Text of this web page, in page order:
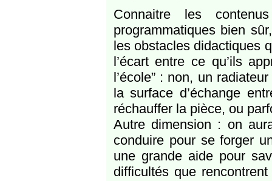
Connaitre les
programmatiques bien
les obstacles didactiques
l’écart entre ce qu’ils
l’école” : non, un
la surface d’échange
réchauffer la pièce, ou
Autre dimension : on
conduire pour se forger
une grande aide pour
difficultés que